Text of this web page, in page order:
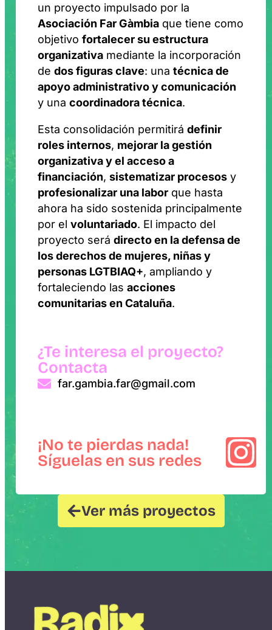
un proyecto impulsado por la
Asociación Far Gàmbia que tiene como
objetivo fortalecer su estructura
organizativa mediante la incorporación
de dos figuras clave: una técnica de
apoyo administrativo y comunicación
y una coordinadora técnica.
Esta consolidación permitirá definir
roles internos, mejorar la gestión
organizativa y el acceso a
financiación, sistematizar procesos y
profesionalizar una labor que hasta
ahora ha sido sostenida principalmente
por el voluntariado. El impacto del
proyecto será directo en la defensa de
los derechos de mujeres, niñas y
personas LGTBIAQ+, ampliando y
fortaleciendo las acciones
comunitarias en Cataluña.
¿Te interesa el proyecto?
Contacta
far.gambia.far@gmail.com
¡No te pierdas nada!
Síguelas en sus redes
Ver más proyectos